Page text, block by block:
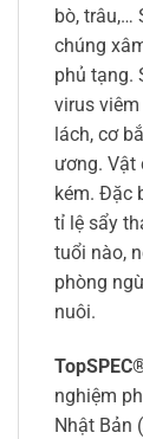
bò, trâu,…
chúng
phủ tạng.
virus
lách, cơ
ương. Vật
kém. Đặc
tỉ lệ sẩy
tuổi nào,
phòng
nuôi.
nghiệm
Nhật Bản